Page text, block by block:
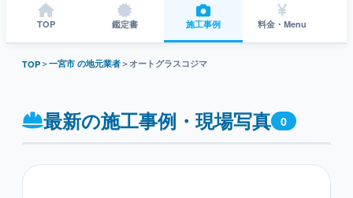
TOP 鑑定書 施工事例 料金・Menu
TOP＞一宮市 の地元業者＞ オートグラスコジマ
最新の施工事例・現場写真 0